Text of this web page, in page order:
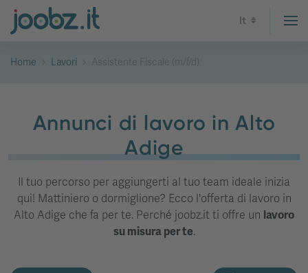
It
Home Lavori Assistente Fiscale (m/f/d)
Annunci di lavoro in Alto
Adige
Il tuo percorso per aggiungerti al tuo team ideale inizia
qui! Mattiniero o dormiglione? Ecco l'offerta di lavoro in
Alto Adige che fa per te. Perché joobz.it ti offre un lavoro
su misura per te.